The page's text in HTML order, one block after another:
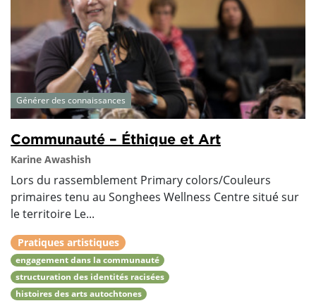
Générer des connaissances
Communauté – Éthique et Art
Karine Awashish
Lors du rassemblement Primary colors/Couleurs
primaires tenu au Songhees Wellness Centre situé sur
le territoire Le...
Pratiques artistiques
engagement dans la communauté
structuration des identités racisées
histoires des arts autochtones